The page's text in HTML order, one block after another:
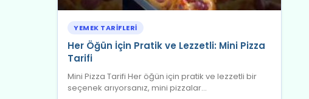
YEMEK TARIFLERI
Her Öğün İçin Pratik ve Lezzetli: Mini Pizza
Tarifi
Mini Pizza Tarifi Her öğün için pratik ve lezzetli bir
seçenek arıyorsanız, mini pizzalar...